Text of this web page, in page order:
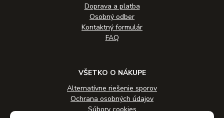
Doprava a platba
Osobný odber
Kontaktný formulár
FAQ
VŠETKO O NÁKUPE
Alternatívne riešenie sporov
Ochrana osobných údajov
Súbory cookies